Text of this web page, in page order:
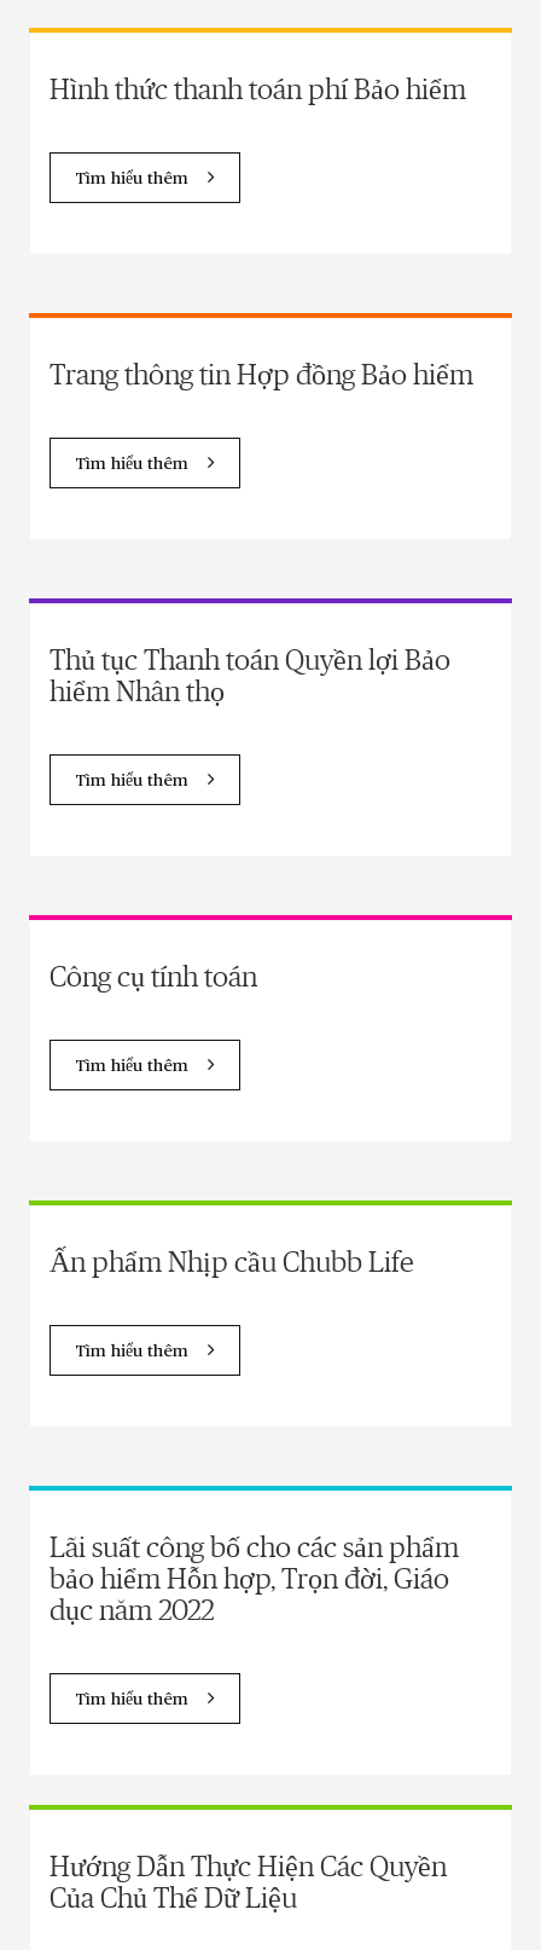
Hình thức thanh toán phí Bảo hiểm
Tìm hiểu thêm
Trang thông tin Hợp đồng Bảo hiểm
Tìm hiểu thêm
Thủ tục Thanh toán Quyền lợi Bảo
hiểm Nhân thọ
Tìm hiểu thêm
Công cụ tính toán
Tìm hiểu thêm
Ấn phẩm Nhịp cầu Chubb Life
Tìm hiểu thêm
Lãi suất công bố cho các sản phẩm
bảo hiểm Hỗn hợp, Trọn đời, Giáo
dục năm 2022
Tìm hiểu thêm
Hướng Dẫn Thực Hiện Các Quyền
Của Chủ Thể Dữ Liệu